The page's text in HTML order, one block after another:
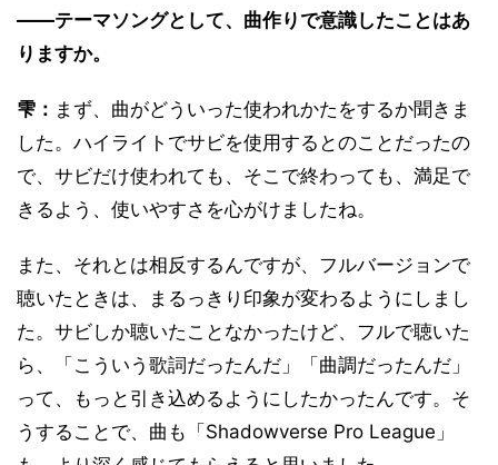
――テーマソングとして、曲作りで意識したことはあ
りますか。
雫： まず、曲がどういった使われかたをするか聞きま
した。ハイライトでサビを使用するとのことだったの
で、サビだけ使われても、そこで終わっても、満足で
きるよう、使いやすさを心がけましたね。
また、それとは相反するんですが、フルバージョンで
聴いたときは、まるっきり印象が変わるようにしまし
た。サビしか聴いたことなかったけど、フルで聴いた
ら、「こういう歌詞だったんだ」「曲調だったんだ」
って、もっと引き込めるようにしたかったんです。そ
うすることで、曲も「Shadowverse Pro League」